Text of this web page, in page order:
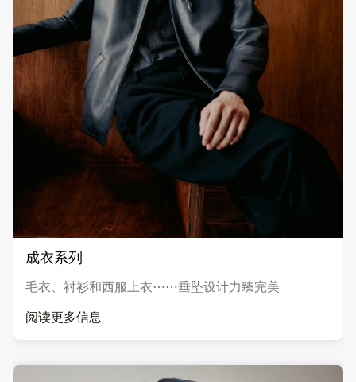
成衣系列
毛衣、衬衫和西服上衣⋯⋯垂坠设计力臻完美
阅读更多信息